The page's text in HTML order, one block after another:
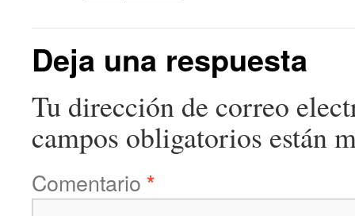
Deja una respuesta
Tu dirección de correo
campos obligatorios están
Comentario *